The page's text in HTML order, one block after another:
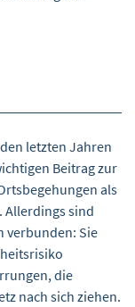
letzten Jahren
Beitrag zur
als
Allerdings sind
verbunden: Sie
die
nach sich ziehen.